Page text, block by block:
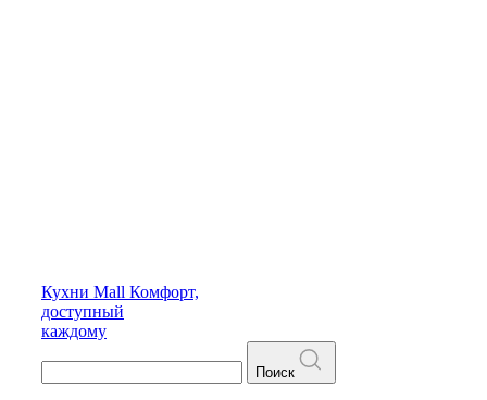
Кухни Mall Комфорт,
доступный
каждому
Поиск